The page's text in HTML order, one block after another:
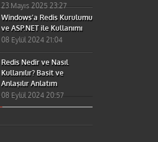
23 Mayıs 2025 23:27
Windows’a Redis Kurulumu
ve ASP.NET ile Kullanımı
08 Eylül 2024 21:04
Redis Nedir ve Nasıl
Kullanılır? Basit ve
Anlaşılır Anlatım
08 Eylül 2024 20:57